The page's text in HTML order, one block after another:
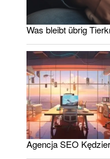
Was bleibt übrig
Agencja SEO